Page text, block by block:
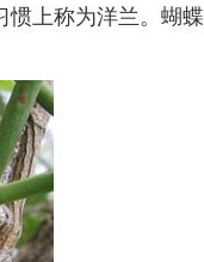
上称为洋兰。蝴蝶